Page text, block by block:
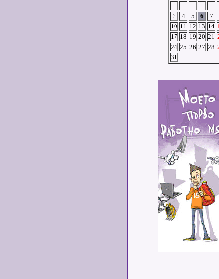
3
4 5 6 7
10 11 12 13 14
17 18 19 20 21
24 25 26 27 28
31